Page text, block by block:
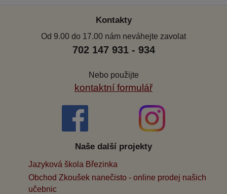
Kontakty
Od 9.00 do 17.00 nám neváhejte zavolat
702 147 931 - 934
Nebo použijte
kontaktní formulář
Naše další projekty
Jazyková škola Březinka
Obchod Zkoušek nanečisto - online prodej našich
učebnic